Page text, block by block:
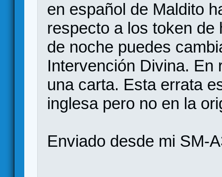
en español de Maldito
respecto a los token
de noche puedes
Intervención Divina. En
una carta. Esta errata
inglesa pero no en la
Enviado desde mi SM-